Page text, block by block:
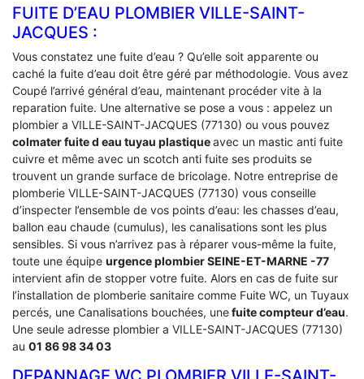
FUITE D’EAU PLOMBIER VILLE-SAINT-
JACQUES :
Vous constatez une fuite d’eau ? Qu’elle soit apparente ou
caché la fuite d’eau doit être géré par méthodologie. Vous avez
Coupé l’arrivé général d’eau, maintenant procéder vite à la
reparation fuite. Une alternative se pose a vous : appelez un
plombier a VILLE-SAINT-JACQUES (77130) ou vous pouvez
colmater fuite d eau tuyau plastiqueavec un mastic anti fuite
cuivre et même avec un scotch anti fuite ses produits se
trouvent un grande surface de bricolage. Notre entreprise de
plomberie VILLE-SAINT-JACQUES (77130) vous conseille
d’inspecter l’ensemble de vos points d’eau: les chasses d’eau,
ballon eau chaude (cumulus), les canalisations sont les plus
sensibles. Si vous n’arrivez pas à réparer vous-même la fuite,
toute une équipe urgence plombier SEINE-ET-MARNE -77
intervient afin de stopper votre fuite. Alors en cas de fuite sur
l’installation de plomberie sanitaire comme Fuite WC, un Tuyaux
percés, une Canalisations bouchées, unefuite compteur d’eau.
Une seule adresse plombier a VILLE-SAINT-JACQUES (77130)
au 01 86 98 34 03